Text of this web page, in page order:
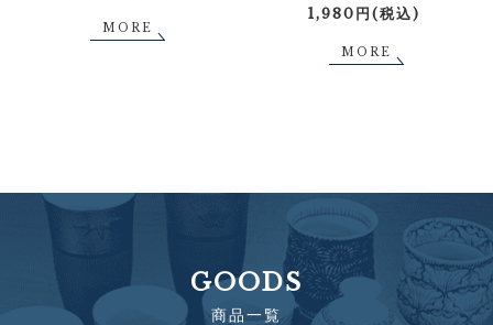
MORE
1,980円(税込)
MORE
GOODS
商品一覧